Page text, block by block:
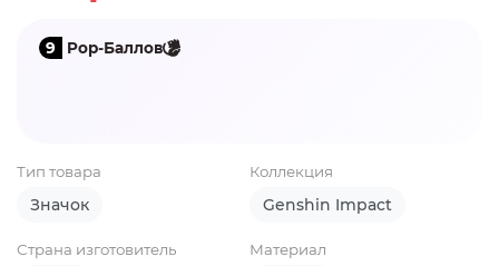
9 Pop-Баллов
Тип товара
Значок
Коллекция
Genshin Impact
Страна изготовитель Материал